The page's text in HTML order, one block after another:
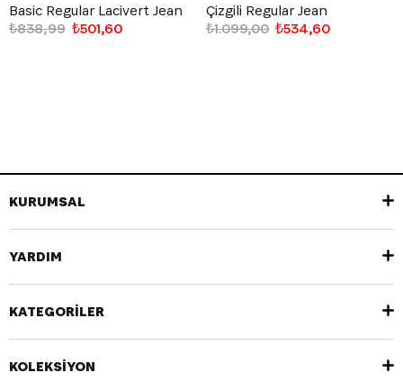
Basic Regular Lacivert Jean
₺501,60
₺838,99
Çizgili Regular Jean
₺534,60
₺1.099,00
KURUMSAL
YARDIM
KATEGORİLER
KOLEKSİYON